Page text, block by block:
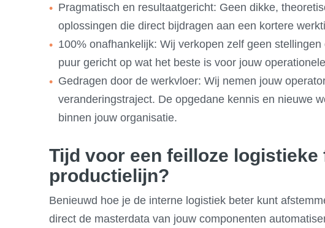
​Pragmatisch en resultaatgericht: Geen dikke,
oplossingen die direct bijdragen aan een kortere
100% onafhankelijk: Wij verkopen zelf geen
puur gericht op wat het beste is voor jouw
Gedragen door de werkvloer: Wij nemen jouw
veranderingstraject. De opgedane kennis en nieuwe
binnen jouw organisatie.
Tijd voor een feilloze
productielijn?
Benieuwd hoe je de interne logistiek beter kunt
direct de masterdata van jouw componenten